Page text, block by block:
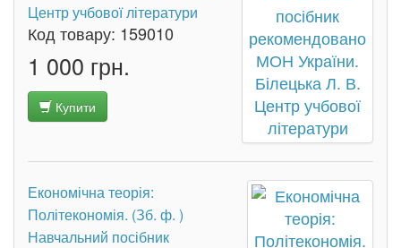
Центр учбової літератури
Код товару: 159010
1 000 грн.
Купити
Економічна теорія:
Політекономія. (Зб. ф. )
Навчальний посібник